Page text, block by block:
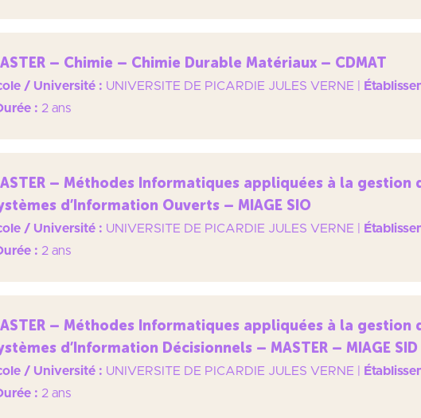
– Chimie – Chimie Durable Matériaux – CDMAT
/ Université : UNIVERSITE DE PICARDIE JULES VERNE
: 2 ans
– Méthodes Informatiques appliquées à la gestion
d’Information Ouverts – MIAGE SIO
/ Université : UNIVERSITE DE PICARDIE JULES VERNE
: 2 ans
– Méthodes Informatiques appliquées à la gestion
d’Information Décisionnels – MASTER – MIAGE SID
/ Université : UNIVERSITE DE PICARDIE JULES VERNE
: 2 ans